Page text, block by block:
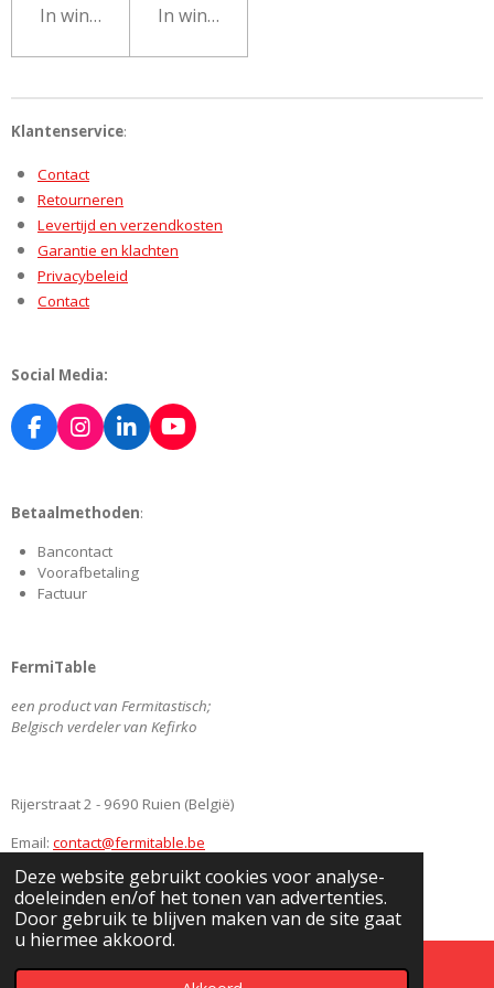
Deze website gebruikt cookies voor analyse-
doeleinden en/of het tonen van advertenties.
Door gebruik te blijven maken van de site gaat
u hiermee akkoord.
In winkelwagenIn winkelwagen
Klantenservice:
Contact
Retourneren
Levertijd en verzendkosten
Garantie en klachten
Privacybeleid
Contact
Social Media:
F
a
b
o
k
I
n
a
r
a
m
L
i
e
n
Y
o
Betaalmethoden:
Bancontact
Voorafbetaling
Factuur
FermiTable
een product van Fermitastisch;
Belgisch verdeler van Kefirko
Rijerstraat 2 - 9690 Ruien (België)
Email: contact@fermitable.be
BE0745349186
© 2020 www.FermiTable.be